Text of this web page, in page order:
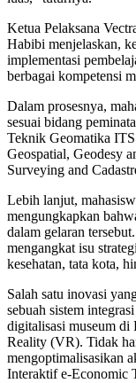
Ketua Pelaksana
Habibi menjelaskan,
implementasi
berbagai kompetensi
Dalam prosesnya,
sesuai bidang
Teknik Geomatika
Geospatial, Geodesy
Surveying and
Lebih lanjut,
mengungkapkan
dalam gelaran
mengangkat isu
kesehatan, tata kota,
Salah satu inovasi
sebuah sistem
digitalisasi museum di
Reality (VR). Tidak
mengoptimalisasikan
Interaktif e-Economic